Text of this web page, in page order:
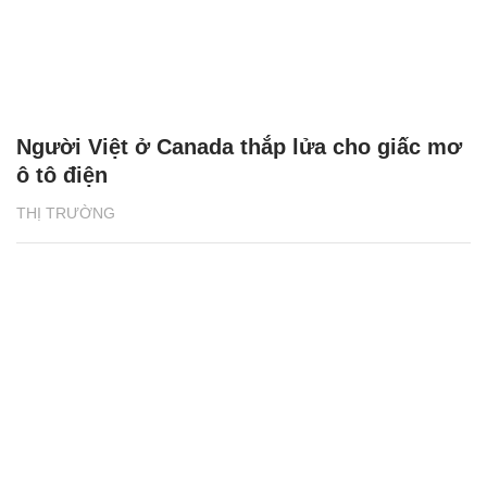
THỊ TRƯỜNG
Người Việt ở Canada thắp lửa cho giấc mơ
ô tô điện